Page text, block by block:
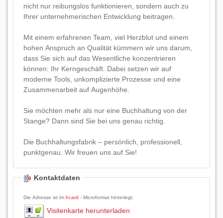
nicht nur reibungslos funktionieren, sondern auch zu
Ihrer unternehmerischen Entwicklung beitragen.
Mit einem erfahrenen Team, viel Herzblut und einem
hohen Anspruch an Qualität kümmern wir uns darum,
dass Sie sich auf das Wesentliche konzentrieren
können: Ihr Kerngeschäft. Dabei setzen wir auf
moderne Tools, unkomplizierte Prozesse und eine
Zusammenarbeit auf Augenhöhe.
Sie möchten mehr als nur eine Buchhaltung von der
Stange? Dann sind Sie bei uns genau richtig.
Die Buchhaltungsfabrik – persönlich, professionell,
punktgenau. Wir freuen uns auf Sie!
Kontaktdaten
Die Adresse ist im hcard - Microformat hinterlegt.
Visitenkarte herunterladen